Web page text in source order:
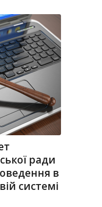
ради
в
системі